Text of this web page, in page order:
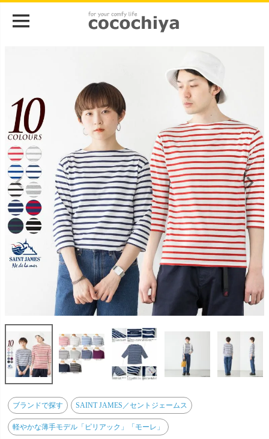
ブランドで探す SAINT JAMES／セントジェームス
軽やかな薄手モデル「ピリアック」「モーレ」